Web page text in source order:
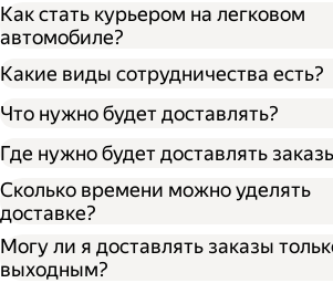
Как стать курьером на легковом
автомобиле?
Какие виды сотрудничества есть?
Через парк;
Через парк как самозанятый;
Как самозанятый;
Как индивидуальный
Что нужно будет доставлять?
Где нужно будет доставлять
Сколько времени можно уделять
доставке?
Могу ли я доставлять заказы
выходным?